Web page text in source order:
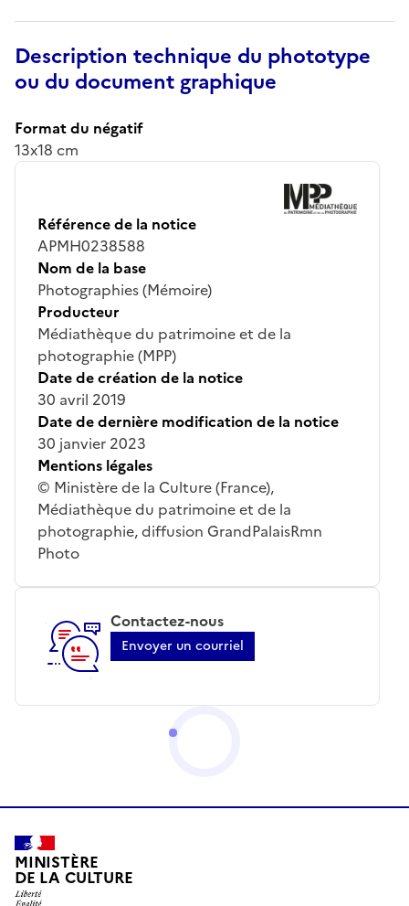
Description technique du phototype
ou du document graphique
Format du négatif
13x18 cm
Référence de la notice
APMH0238588
Nom de la base
Photographies (Mémoire)
Producteur
Médiathèque du patrimoine et de la
photographie (MPP)
Date de création de la notice
30 avril 2019
Date de dernière modification de la notice
30 janvier 2023
Mentions légales
© Ministère de la Culture (France),
Médiathèque du patrimoine et de la
photographie, diffusion GrandPalaisRmn
Photo
Contactez-nous
Envoyer un courriel
MINISTÈRE
DE LA CULTURE